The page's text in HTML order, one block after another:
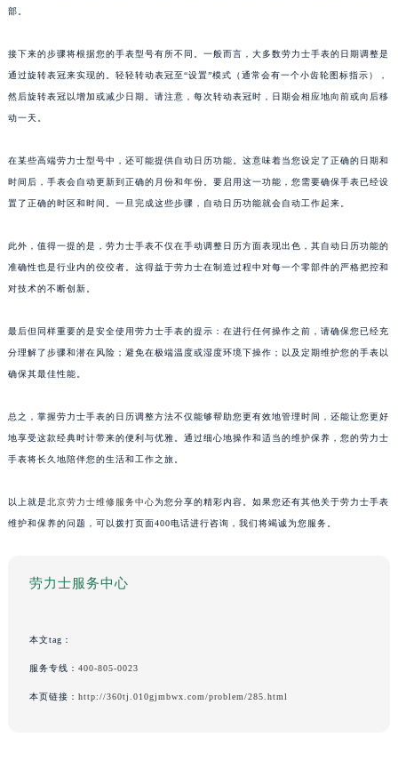
部。
接下来的步骤将根据您的手表型号有所不同。一般而言，大多数劳力士手表的日期调整是
通过旋转表冠来实现的。轻轻转动表冠至“设置”模式（通常会有一个小齿轮图标指示），
然后旋转表冠以增加或减少日期。请注意，每次转动表冠时，日期会相应地向前或向后移
动一天。
在某些高端劳力士型号中，还可能提供自动日历功能。这意味着当您设定了正确的日期和
时间后，手表会自动更新到正确的月份和年份。要启用这一功能，您需要确保手表已经设
置了正确的时区和时间。一旦完成这些步骤，自动日历功能就会自动工作起来。
此外，值得一提的是，劳力士手表不仅在手动调整日历方面表现出色，其自动日历功能的
准确性也是行业内的佼佼者。这得益于劳力士在制造过程中对每一个零部件的严格把控和
对技术的不断创新。
最后但同样重要的是安全使用劳力士手表的提示：在进行任何操作之前，请确保您已经充
分理解了步骤和潜在风险；避免在极端温度或湿度环境下操作；以及定期维护您的手表以
确保其最佳性能。
总之，掌握劳力士手表的日历调整方法不仅能够帮助您更有效地管理时间，还能让您更好
地享受这款经典时计带来的便利与优雅。通过细心地操作和适当的维护保养，您的劳力士
手表将长久地陪伴您的生活和工作之旅。
以上就是北京劳力士维修服务中心为您分享的精彩内容。如果您还有其他关于劳力士手表
维护和保养的问题，可以拨打页面400电话进行咨询，我们将竭诚为您服务。
劳力士服务中心
本文tag：
服务专线： 400-805-0023
本页链接： http://360tj.010gjmbwx.com/problem/285.html